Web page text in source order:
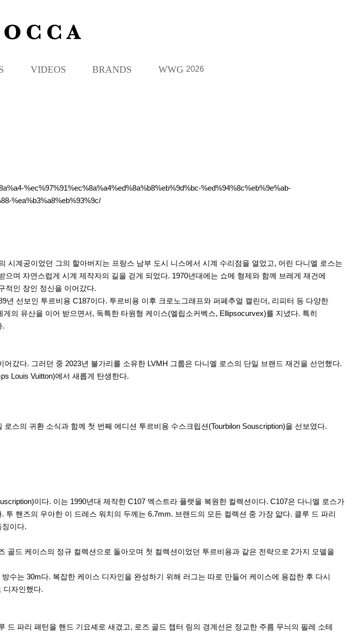
VIDEOS BRANDS WWG 2026
%ec%97%91%ec%8a%a4%ed%8a%b8%eb%9d%bc-%ed%94%8c%eb%9e%ab-
%ea%b3%a8%eb%93%9c/
시계공이었던 그의 할아버지는 프랑스 남부 도시 니스에서 시계 수리점을 열었고, 어린 다니엘 로스는
며 자연스럽게 시계 제작자의 길을 걷게 되었다. 1970년대에는 쇼메 형제와 함께 브레게 재건에
적인 장인 정신을 이어갔다.
선보인 투르비용 C187이다. 투르비용 이후 크로노그래프와 퍼페추얼 캘린더, 리피터 등 다양한
의 유산을 이어 받으면서, 독특한 타원형 케이스(엘립소커벡스, Ellipsocurvex)를 지녔다. 특히
.
갔다. 그러던 중 2023년 불가리를 소유한 LVMH 그룹은 다니엘 로스의 단일 브랜드 재건을 선언했다.
Louis Vuitton)에서 새롭게 탄생한다.
스의 귀환 소식과 함께 첫 번째 에디션 투르비용 수스크립션(Tourbilon Souscription)을 선보였다.
이다. 이는 1990년대 제작한 C107 엑스트라 플랫을 복원한 컬렉션이다. C107은 다니엘 로스가
핸즈의 우아한 이 드레스 워치의 두께는 6.7mm. 브랜드의 모든 컬렉션 중 가장 얇다. 클루 드 파리
이다.
드 케이스의 정규 컬렉션으로 돌아오며 첫 컬렉션이었던 투르비용과 같은 전략으로 2가지 모델을
수는 30m다. 복잡한 케이스 디자인을 완성하기 위해 러그는 따로 만들어 케이스에 용접한 후 다시
디자인했다.
파리 패턴을 핸드 기요셰로 새겼고, 로즈 골드 챕터 링의 경계선은 정교한 주름 무늬의 필레 소테